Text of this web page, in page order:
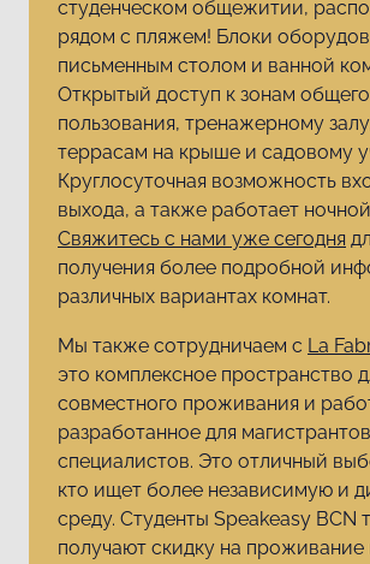
студенческом общежитии,
рядом с пляжем! Блоки
письменным столом и ванной
Открытый доступ к зонам общего
пользования, тренажерному
террасам на крыше и садовому
Круглосуточная возможность
выхода, а также работает
Свяжитесь с нами уже сегодня
получения более подробной
различных вариантах комнат.
Мы также сотрудничаем с La
это комплексное пространство
совместного проживания и
разработанное для
специалистов. Это отличный
кто ищет более независимую и
среду. Студенты Speakeasy BCN
получают скидку на проживание